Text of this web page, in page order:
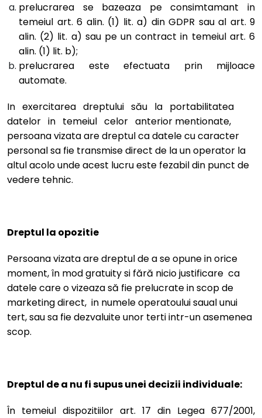
prelucrarea se bazeaza pe consimtamant in
temeiul art. 6 alin. (1) lit. a) din GDPR sau al art. 9
alin. (2) lit. a) sau pe un contract in temeiul art. 6
alin. (1) lit. b);
prelucrarea este efectuata prin mijloace
automate.
In exercitarea dreptului său la portabilitatea
datelor in temeiul celor anterior mentionate,
persoana vizata are dreptul ca datele cu caracter
personal sa fie transmise direct de la un operator la
altul acolo unde acest lucru este fezabil din punct de
vedere tehnic.
Dreptul la opozitie
Persoana vizata are dreptul de a se opune in orice
moment, în mod gratuity si fără nicio justificare ca
datele care o vizeaza să fie prelucrate in scop de
marketing direct, in numele operatoului saual unui
tert, sau sa fie dezvaluite unor terti intr-un asemenea
scop.
Dreptul de a nu fi supus unei decizii individuale:
În temeiul dispozitiilor art. 17 din Legea 677/2001,